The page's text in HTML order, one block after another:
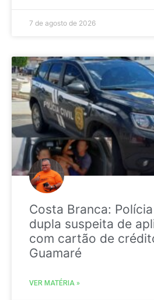
7 de agosto de 2026
Costa Branca:
dupla suspeita de
com cartão de
Guamaré
VER MATÉRIA »